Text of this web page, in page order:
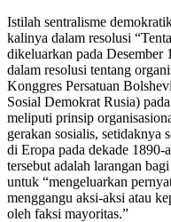
Istilah sentralisme
kalinya dalam resolusi
dikeluarkan pada Desember
dalam resolusi tentang
Konggres Persatuan
Sosial Demokrat Rusia)
meliputi prinsip
gerakan sosialis, setidaknya
di Eropa pada dekade 1890-
tersebut adalah larangan
untuk “mengeluarkan
menggangu aksi-aksi atau
oleh faksi mayoritas.”